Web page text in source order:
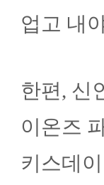
업고 내
한편, 신
이온즈
키스데